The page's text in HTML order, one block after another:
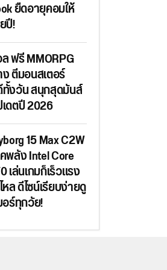
ยืดอายุคอมให้
ปี!
ล ฟรี MMORPG
ตีมอนสเตอร์
งวัน สนุกสุดมันส์
ดตปี 2026
15 Max C2W
พลัง Intel Core
เล่นเกมก็เร็วแรง
ล ดีไซน์เรียบง่ายดู
อร์ทุกวัย!